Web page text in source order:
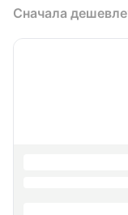
Сначала дешевле